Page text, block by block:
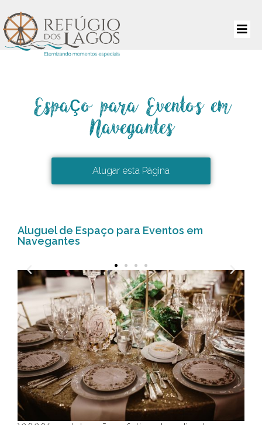
Espaço para Eventos em
Navegantes
Alugar esta Página
Aluguel de Espaço para Eventos em
Navegantes
Locação a partir de
R$ Consulte
Capacidade
XXX convidados
O Espaço XXXXX é o local perfeito para o seu
grande dia. Único, amplo e encantador, capaz de
proporcionar total conforto para os anfitriões e
experiências incríveis para os convidados. O
XXXXX é um espaço de eventos destinado a